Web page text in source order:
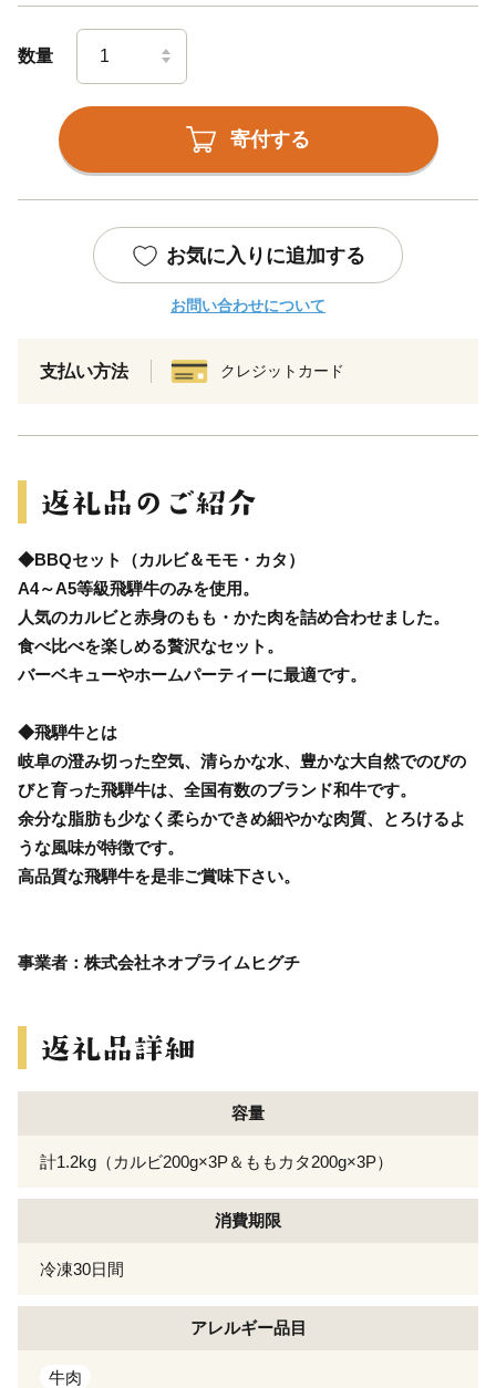
数量
寄付する
お気に入りに追加する
お問い合わせについて
支払い方法 クレジットカード
◆BBQセット（カルビ＆モモ・カタ）
A4～A5等級飛騨牛のみを使用。
人気のカルビと赤身のもも・かた肉を詰め合わせました。
食べ比べを楽しめる贅沢なセット。
バーベキューやホームパーティーに最適です。
◆飛騨牛とは
岐阜の澄み切った空気、清らかな水、豊かな大自然でのびの
びと育った飛騨牛は、全国有数のブランド和牛です。
余分な脂肪も少なく柔らかできめ細やかな肉質、とろけるよ
うな風味が特徴です。
高品質な飛騨牛を是非ご賞味下さい。
事業者：株式会社ネオプライムヒグチ
容量
計1.2kg（カルビ200g×3P＆ももカタ200g×3P）
消費期限
冷凍30日間
アレルギー品目
牛肉